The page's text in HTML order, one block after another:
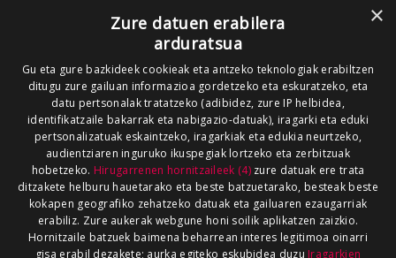
×
Zure datuen erabilera
arduratsua
Gu eta gure bazkideek cookieak eta antzeko teknologiak erabiltzen
ditugu zure gailuan informazioa gordetzeko eta eskuratzeko, eta
datu pertsonalak tratatzeko (adibidez, zure IP helbidea,
identifikatzaile bakarrak eta nabigazio-datuak), iragarki eta eduki
pertsonalizatuak eskaintzeko, iragarkiak eta edukia neurtzeko,
audientziaren inguruko ikuspegiak lortzeko eta zerbitzuak
hobetzeko. Hirugarrenen hornitzaileek (4)zure datuak ere trata
ditzakete helburu hauetarako eta beste batzuetarako, besteak beste
kokapen geografiko zehatzeko datuak eta gailuaren ezaugarriak
erabiliz. Zure aukerak webgune honi soilik aplikatzen zaizkio.
Hornitzaile batzuek baimena beharrean interes legitimoa oinarri
gisa erabil dezakete; aurka egiteko eskubidea duzu Iragarkien